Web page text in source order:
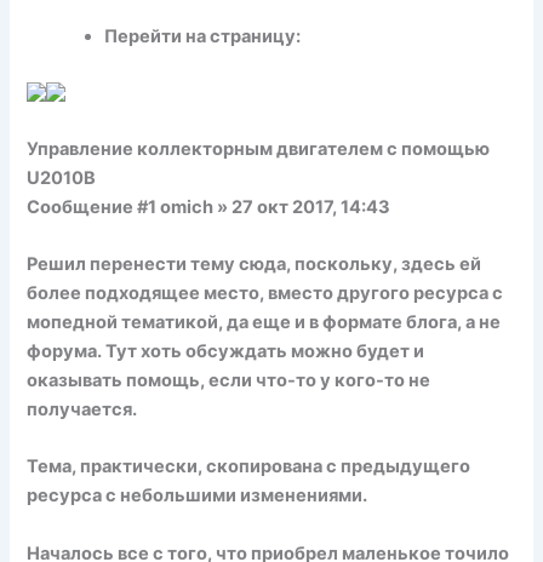
Перейти на страницу:
Управление коллекторным двигателем с помощью
U2010B
Сообщение #1omich » 27 окт 2017, 14:43
Решил перенести тему сюда, поскольку, здесь ей
более подходящее место, вместо другого ресурса с
мопедной тематикой, да еще и в формате блога, а не
форума. Тут хоть обсуждать можно будет и
оказывать помощь, если что-то у кого-то не
получается.
Тема, практически, скопирована с предыдущего
ресурса с небольшими изменениями.
Началось все с того, что приобрел маленькое точило